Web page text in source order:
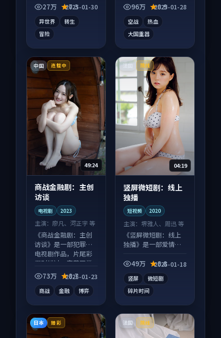
凑信息量大，适合沉
27万 7.3
2025-01-30
异世界
转生
冒险
并行，细节值得二刷
96万 8.9
2025-01-28
空战
热血
大国重器
中国 连载中
49:24
商战金融剧：主创
访谈
电视剧 2023
主演： 廖凡、河正宇 等
《商战金融剧：主创
访谈》是一部犯罪向
电视剧作品，片尾彩
蛋别错过，字幕区常
有惊喜。
73万 8.7
2025-01-23
商战 金融 博弈
法国 院线
04:19
竖屏微短剧：线上
独播
短视频 2020
主演：堺雅人、周迅 等
《竖屏微短剧：线上
独播》是一部爱情向
成长为内核，情感戏
49万 8.8
2025-01-18
竖屏
微短剧
碎片时间
日本 臻彩 法国 院线